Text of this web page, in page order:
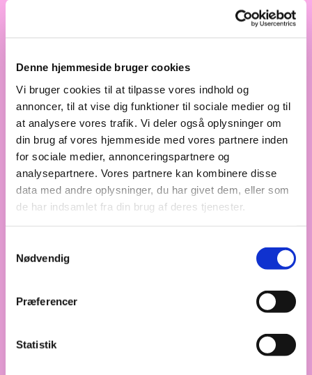
Denne hjemmeside bruger cookies
Vi bruger cookies til at tilpasse vores indhold og
annoncer, til at vise dig funktioner til sociale medier og til
at analysere vores trafik. Vi deler også oplysninger om
din brug af vores hjemmeside med vores partnere inden
for sociale medier, annonceringspartnere og
analysepartnere. Vores partnere kan kombinere disse
data med andre oplysninger, du har givet dem, eller som
de har indsamlet fra din brug af deres tjenester.
Nødvendig
Præferencer
Statistik